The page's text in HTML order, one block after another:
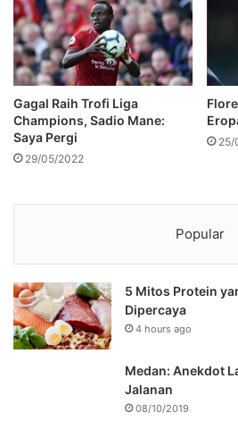
Gagal Raih Trofi Liga
Champions, Sadio Mane:
Saya Pergi
29/05/2022
25/
Popular
5 Mitos Protein
Dipercaya
4 hours ago
Medan: Anekdot
Jalanan
08/10/2019